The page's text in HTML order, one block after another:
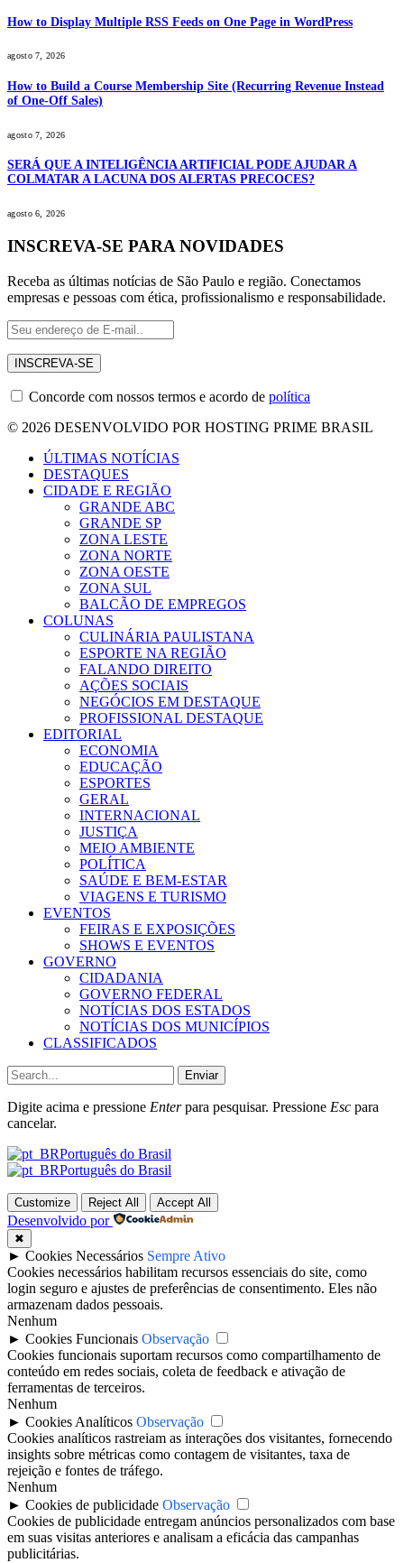
How to Display Multiple RSS Feeds on One Page in WordPress
agosto 7, 2026
How to Build a Course Membership Site (Recurring Revenue Instead
of One-Off Sales)
agosto 7, 2026
SERÁ QUE A INTELIGÊNCIA ARTIFICIAL PODE AJUDAR A
COLMATAR A LACUNA DOS ALERTAS PRECOCES?
agosto 6, 2026
INSCREVA-SE PARA NOVIDADES
Receba as últimas notícias de São Paulo e região. Conectamos
empresas e pessoas com ética, profissionalismo e responsabilidade.
Concorde com nossos termos e acordo de política
© 2026 DESENVOLVIDO POR HOSTING PRIME BRASIL
ÚLTIMAS NOTÍCIAS
DESTAQUES
CIDADE E REGIÃO
GRANDE ABC
GRANDE SP
ZONA LESTE
ZONA NORTE
ZONA OESTE
ZONA SUL
BALCÃO DE EMPREGOS
COLUNAS
CULINÁRIA PAULISTANA
ESPORTE NA REGIÃO
FALANDO DIREITO
AÇÕES SOCIAIS
NEGÓCIOS EM DESTAQUE
PROFISSIONAL DESTAQUE
EDITORIAL
ECONOMIA
EDUCAÇÃO
ESPORTES
GERAL
INTERNACIONAL
JUSTIÇA
MEIO AMBIENTE
POLÍTICA
SAÚDE E BEM-ESTAR
VIAGENS E TURISMO
EVENTOS
FEIRAS E EXPOSIÇÕES
SHOWS E EVENTOS
GOVERNO
CIDADANIA
GOVERNO FEDERAL
NOTÍCIAS DOS ESTADOS
NOTÍCIAS DOS MUNICÍPIOS
CLASSIFICADOS
Enviar
Digite acima e pressione Enterpara pesquisar. Pressione Esc para
cancelar.
Português do Brasil
Português do Brasil
Customize Reject All Accept All
Desenvolvido por
✖
► Cookies Necessários Sempre Ativo
Cookies necessários habilitam recursos essenciais do site, como
login seguro e ajustes de preferências de consentimento. Eles não
armazenam dados pessoais.
Nenhum
► Cookies Funcionais Observação
Cookies funcionais suportam recursos como compartilhamento de
conteúdo em redes sociais, coleta de feedback e ativação de
ferramentas de terceiros.
Nenhum
► Cookies Analíticos Observação
Cookies analíticos rastreiam as interações dos visitantes, fornecendo
insights sobre métricas como contagem de visitantes, taxa de
rejeição e fontes de tráfego.
Nenhum
► Cookies de publicidade Observação
Cookies de publicidade entregam anúncios personalizados com base
em suas visitas anteriores e analisam a eficácia das campanhas
publicitárias.